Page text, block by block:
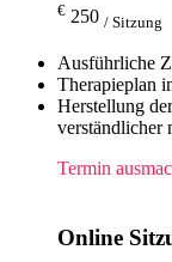
€ 250 / Sitzung
Ausführliche
Therapieplan
Herstellung
verständlicher
Termin
Online